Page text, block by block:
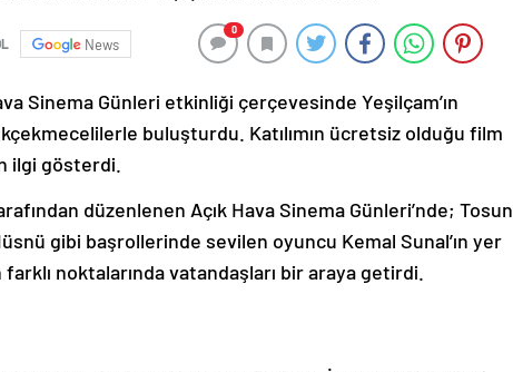
News
0
Sinema Günleri etkinliği çerçevesinde Yeşilçam’ın
buluşturdu. Katılımın ücretsiz olduğu film
ilgi gösterdi.
düzenlenen Açık Hava Sinema Günleri’nde; Tosun
gibi başrollerinde sevilen oyuncu Kemal Sunal’ın yer
noktalarında vatandaşları bir araya getirdi.